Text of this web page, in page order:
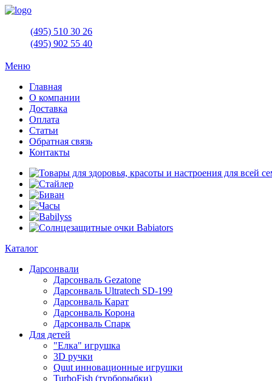
(495) 510 30 26
(495) 902 55 40
Меню
Главная
О компании
Доставка
Оплата
Статьи
Обратная связь
Контакты
Каталог
Дарсонвали
Дарсонваль Gezatone
Дарсонваль Ultratech SD-199
Дарсонваль Карат
Дарсонваль Корона
Дарсонваль Спарк
Для детей
"Елка" игрушка
3D ручки
Quut инновационные игрушки
TurboFish (турборыбки)